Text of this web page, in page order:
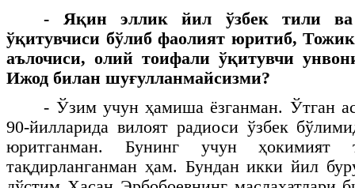
- Яқин эллик йил ўзбек тили ва
ўқитувчиси бўлиб фаолият юритиб,
аълочиси, олий тоифали ўқитувчи
Ижод билан шуғулланмайсизми?
- Ўзим учун ҳамиша ёзганман. Ўтган
90-йилларида вилоят радиоси ўзбек
юритганман. Бунинг учун ҳокимият
тақдирланганман ҳам. Бундан икки йил